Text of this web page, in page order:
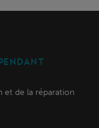
et de la réparation